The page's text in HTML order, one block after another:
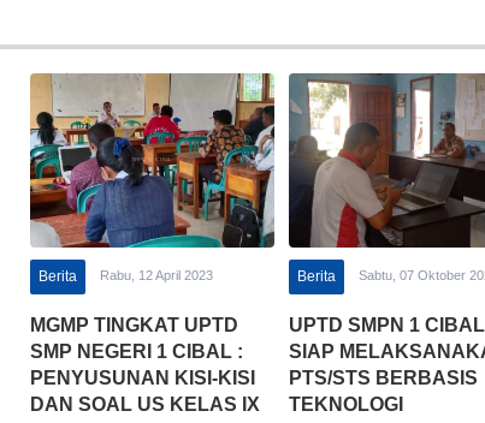
Berita Rabu, 12 April 2023
MGMP TINGKAT UPTD
SMP NEGERI 1 CIBAL :
PENYUSUNAN KISI-KISI
DAN SOAL US KELAS IX
Berita Sabtu, 07 Oktober
UPTD SMPN 1 CIBAL
SIAP
PTS/STS BERBASIS
TEKNOLOGI